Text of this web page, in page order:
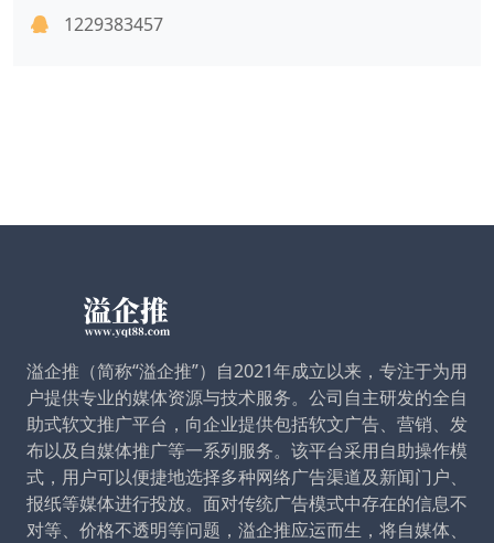
1229383457
溢企推（简称“溢企推”）自2021年成立以来，专注于为用
户提供专业的媒体资源与技术服务。公司自主研发的全自
助式软文推广平台，向企业提供包括软文广告、营销、发
布以及自媒体推广等一系列服务。该平台采用自助操作模
式，用户可以便捷地选择多种网络广告渠道及新闻门户、
报纸等媒体进行投放。面对传统广告模式中存在的信息不
对等、价格不透明等问题，溢企推应运而生，将自媒体、